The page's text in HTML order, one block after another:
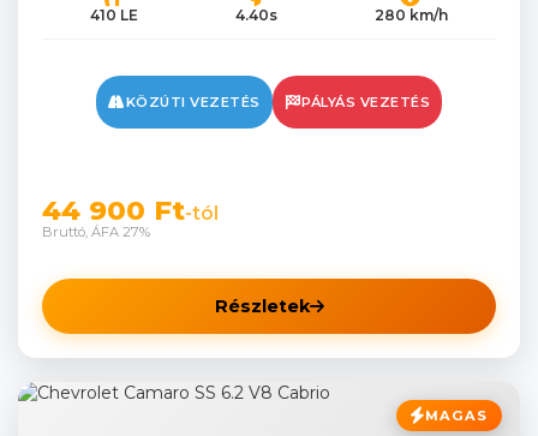
410 LE 4.40s 280 km/h
KÖZÚTI VEZETÉS PÁLYÁS VEZETÉS
44 900 Ft-tól
Bruttó, ÁFA 27%
Részletek
MAGAS